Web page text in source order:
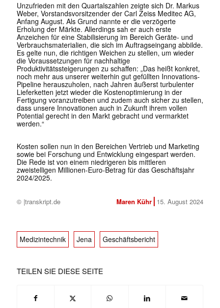
Unzufrieden mit den Quartalszahlen zeigte sich Dr. Markus
Weber, Vorstandsvorsitzender der Carl Zeiss Meditec AG,
Anfang August. Als Grund nannte er die verzögerte
Erholung der Märkte. Allerdings sah er auch erste
Anzeichen für eine Stabilisierung im Bereich Geräte- und
Verbrauchsmaterialien, die sich im Auftragseingang abbilde.
Es gelte nun, die richtigen Weichen zu stellen, um wieder
die Voraussetzungen für nachhaltige
Produktivitätssteigerungen zu schaffen: „Das heißt konkret,
noch mehr aus unserer weiterhin gut gefüllten Innovations-
Pipeline herauszuholen, nach Jahren äußerst turbulenter
Lieferketten jetzt wieder die Kostenoptimierung in der
Fertigung voranzutreiben und zudem auch sicher zu stellen,
dass unsere Innovationen auch in Zukunft ihrem vollen
Potential gerecht in den Markt gebracht und vermarktet
werden.“
Kosten sollen nun in den Bereichen Vertrieb und Marketing
sowie bei Forschung und Entwicklung eingespart werden.
Die Rede ist von einem niedrigeren bis mittleren
zweistelligen Millionen-Euro-Betrag für das Geschäftsjahr
2024/2025.
© |transkript.de Maren Kühr 15. August 2024
Medizintechnik Jena Geschäftsbericht
TEILEN SIE DIESE SEITE